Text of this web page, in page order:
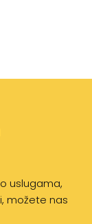
uslugama,
možete nas